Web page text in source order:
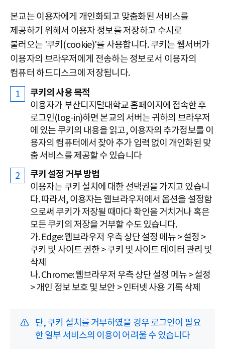
본교는 이용자에게 개인화되고 맞춤화된 서비스를
제공하기 위해서 이용자 정보를 저장하고 수시로
불러오는 '쿠키(cookie)'를 사용합니다. 쿠키는 웹서버가
이용자의 브라우저에게 전송하는 정보로서 이용자의
컴퓨터 하드디스크에 저장됩니다.
쿠키의 사용 목적
이용자가 부산디지털대학교 홈페이지에 접속한 후
로그인(log-in)하면 본교의 서버는 귀하의 브라우저
에 있는 쿠키의 내용을 읽고, 이용자의 추가정보를 이
용자의 컴퓨터에서 찾아 추가 입력 없이 개인화된 맞
춤 서비스를 제공할 수 있습니다
쿠키 설정 거부 방법
이용자는 쿠키 설치에 대한 선택권을 가지고 있습니
다. 따라서, 이용자는 웹브라우저에서 옵션을 설정함
으로써 쿠키가 저장될 때마다 확인을 거치거나 혹은
모든 쿠키의 저장을 거부할 수도 있습니다.
가. Edge: 웹브라우저 우측 상단 설정 메뉴 > 설정 >
쿠키 및 사이트 권한 > 쿠키 및 사이트 데이터 관리 및
삭제
나. Chrome: 웹브라우저 우측 상단 설정 메뉴 > 설정
> 개인 정보 보호 및 보안 > 인터넷 사용 기록 삭제
단, 쿠키 설치를 거부하였을 경우 로그인이 필요
한 일부 서비스의 이용이 어려울 수 있습니다